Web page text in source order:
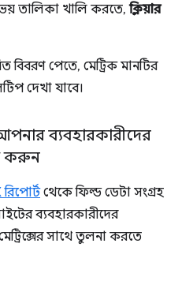
তালিকা খালি করতে,ক্লিয়ার
বিবরণ পেতে, মেট্রিক মানটির
দেখা যাবে।
ব্যবহারকারীদের
করুন
থেকে ফিল্ড ডেটা সংগ্রহ
ব্যবহারকারীদের
সাথে তুলনা করতে